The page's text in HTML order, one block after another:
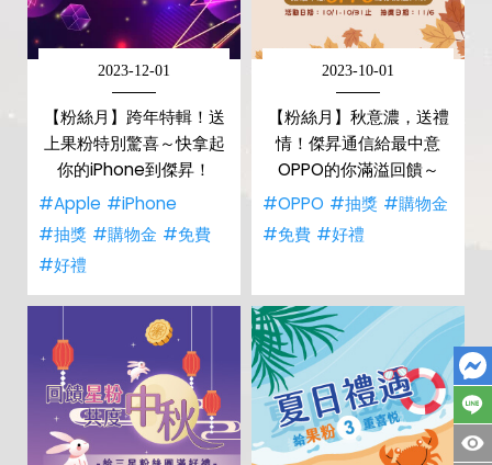
2023-12-01
【粉絲月】跨年特輯！送
上果粉特別驚喜～快拿起
你的iPhone到傑昇！
#Apple #iPhone
#抽獎 #購物金 #免費
#好禮
2023-10-01
【粉絲月】秋意濃，送禮
情！傑昇通信給最中意
OPPO的你滿溢回饋～
#OPPO #抽獎 #購物金
#免費 #好禮